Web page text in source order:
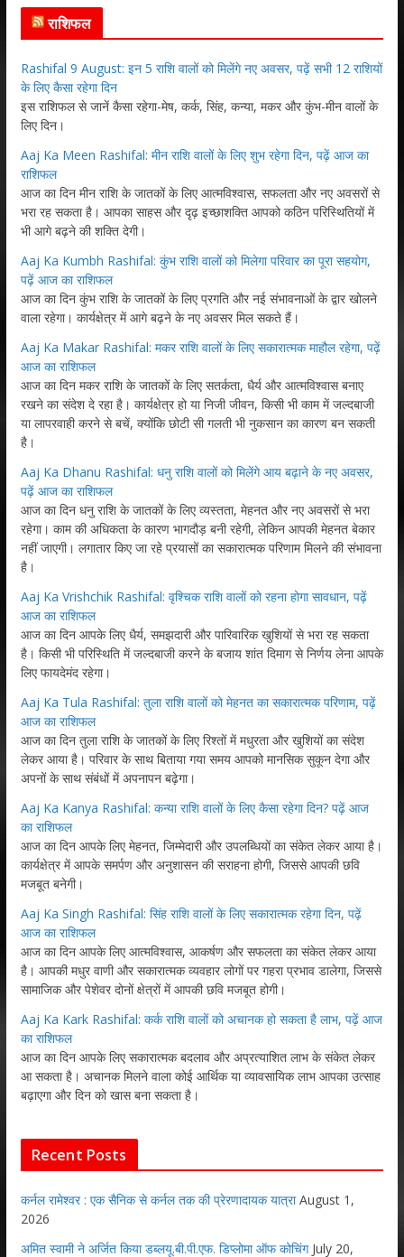
राशिफल
Rashifal 9 August: इन 5 राशि वालों को मिलेंगे नए अवसर, पढ़ें सभी 12 राशियों
के लिए कैसा रहेगा दिन
इस राशिफल से जानें कैसा रहेगा-मेष, कर्क, सिंह, कन्या, मकर और कुंभ-मीन वालों के
लिए दिन।
Aaj Ka Meen Rashifal: मीन राशि वालों के लिए शुभ रहेगा दिन, पढ़ें आज का
राशिफल
आज का दिन मीन राशि के जातकों के लिए आत्मविश्वास, सफलता और नए अवसरों से
भरा रह सकता है। आपका साहस और दृढ़ इच्छाशक्ति आपको कठिन परिस्थितियों में
भी आगे बढ़ने की शक्ति देगी।
Aaj Ka Kumbh Rashifal: कुंभ राशि वालों को मिलेगा परिवार का पूरा सहयोग,
पढ़ें आज का राशिफल
आज का दिन कुंभ राशि के जातकों के लिए प्रगति और नई संभावनाओं के द्वार खोलने
वाला रहेगा। कार्यक्षेत्र में आगे बढ़ने के नए अवसर मिल सकते हैं।
Aaj Ka Makar Rashifal: मकर राशि वालों के लिए सकारात्मक माहौल रहेगा, पढ़ें
आज का राशिफल
आज का दिन मकर राशि के जातकों के लिए सतर्कता, धैर्य और आत्मविश्वास बनाए
रखने का संदेश दे रहा है। कार्यक्षेत्र हो या निजी जीवन, किसी भी काम में जल्दबाजी
या लापरवाही करने से बचें, क्योंकि छोटी सी गलती भी नुकसान का कारण बन सकती
है।
Aaj Ka Dhanu Rashifal: धनु राशि वालों को मिलेंगे आय बढ़ाने के नए अवसर,
पढ़ें आज का राशिफल
आज का दिन धनु राशि के जातकों के लिए व्यस्तता, मेहनत और नए अवसरों से भरा
रहेगा। काम की अधिकता के कारण भागदौड़ बनी रहेगी, लेकिन आपकी मेहनत बेकार
नहीं जाएगी। लगातार किए जा रहे प्रयासों का सकारात्मक परिणाम मिलने की संभावना
है।
Aaj Ka Vrishchik Rashifal: वृश्चिक राशि वालों को रहना होगा सावधान, पढ़ें
आज का राशिफल
आज का दिन आपके लिए धैर्य, समझदारी और पारिवारिक खुशियों से भरा रह सकता
है। किसी भी परिस्थिति में जल्दबाजी करने के बजाय शांत दिमाग से निर्णय लेना आपके
लिए फायदेमंद रहेगा।
Aaj Ka Tula Rashifal: तुला राशि वालों को मेहनत का सकारात्मक परिणाम, पढ़ें
आज का राशिफल
आज का दिन तुला राशि के जातकों के लिए रिश्तों में मधुरता और खुशियों का संदेश
लेकर आया है। परिवार के साथ बिताया गया समय आपको मानसिक सुकून देगा और
अपनों के साथ संबंधों में अपनापन बढ़ेगा।
Aaj Ka Kanya Rashifal: कन्या राशि वालों के लिए कैसा रहेगा दिन? पढ़ें आज
का राशिफल
आज का दिन आपके लिए मेहनत, जिम्मेदारी और उपलब्धियों का संकेत लेकर आया है।
कार्यक्षेत्र में आपके समर्पण और अनुशासन की सराहना होगी, जिससे आपकी छवि
मजबूत बनेगी।
Aaj Ka Singh Rashifal: सिंह राशि वालों के लिए सकारात्मक रहेगा दिन, पढ़ें
आज का राशिफल
आज का दिन आपके लिए आत्मविश्वास, आकर्षण और सफलता का संकेत लेकर आया
है। आपकी मधुर वाणी और सकारात्मक व्यवहार लोगों पर गहरा प्रभाव डालेगा, जिससे
सामाजिक और पेशेवर दोनों क्षेत्रों में आपकी छवि मजबूत होगी।
Aaj Ka Kark Rashifal: कर्क राशि वालों को अचानक हो सकता है लाभ, पढ़ें आज
का राशिफल
आज का दिन आपके लिए सकारात्मक बदलाव और अप्रत्याशित लाभ के संकेत लेकर
आ सकता है। अचानक मिलने वाला कोई आर्थिक या व्यावसायिक लाभ आपका उत्साह
बढ़ाएगा और दिन को खास बना सकता है।
Recent Posts
कर्नल रामेश्वर : एक सैनिक से कर्नल तक की प्रेरणादायक यात्रा August 1,
2026
अमित स्वामी ने अर्जित किया डब्लयू.बी.पी.एफ. डिप्लोमा ऑफ कोचिंग July 20,